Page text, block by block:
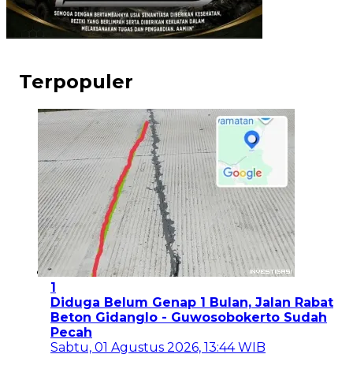
Terpopuler
1
Diduga Belum Genap 1 Bulan, Jalan Rabat
Beton Gidanglo - Guwosobokerto Sudah
Pecah
Sabtu, 01 Agustus 2026, 13:44 WIB